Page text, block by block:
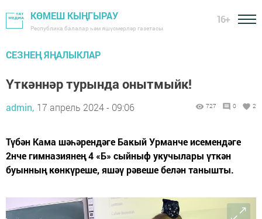
КӨМЕШ КЫҢГЫРАУ
Республика балалар һәм яшүсмерләр газетасы
16+
СЕЗНЕҢ ЯҢАЛЫКЛАР
Үткәннәр турында онытмыйк!
admin, 17 апрель 2024 - 09:06 727 0 2
Түбән Кама шәһәрендәге Бакый Урманче исемендәге
2нче гимназиянең 4 «Б» сыйныф укучылары үткән
буынның көнкүреше, яшәү рәвеше белән танышты.